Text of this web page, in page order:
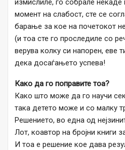
измислиле, го собрале
момент на слабост, сте се
барање за кое на почетокот
(и тоа сте го проследиле со
верува колку си напорен, еве
дека досаѓањето успева!
Како да го поправите тоа?
Како што може да го научи
така детето може и со малку
Решението, во една од
Лот, коавтор на бројни книги
И тоа е решение кое дава